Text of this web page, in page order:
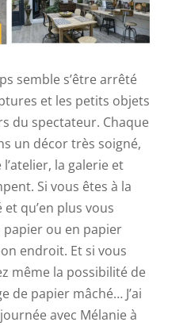
semble s’être arrêté
et les petits objets
du spectateur. Chaque
un décor très soigné,
la galerie et
Si vous êtes à la
qu’en plus vous
papier ou en papier
endroit. Et si vous
même la possibilité de
de papier mâché… J’ai
avec Mélanie à